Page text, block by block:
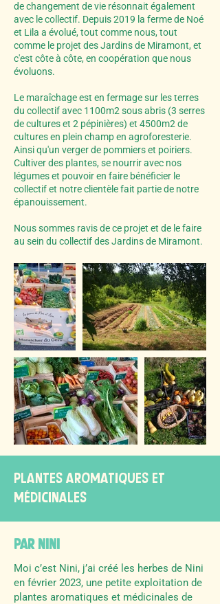
de changement de vie résonnait également
avec le collectif. Depuis 2019 la ferme de Noé
et Lila a évolué, tout comme nous, tout
comme le projet des Jardins de Miramont, et
c'est côte à côte, en coopération que nous
évoluons.
Le maraîchage est en fermage sur les terres
du collectif avec 1100m2 sous abris (3 serres
de cultures et 2 pépinières) et 4500m2 de
cultures en plein champ en agroforesterie.
Ainsi qu'un verger de pommiers et poiriers.
Cultiver des plantes, se nourrir avec nos
légumes et pouvoir en faire bénéficier le
collectif et notre clientèle fait partie de notre
épanouissement.
Nous sommes ravis de ce projet et de le faire
au sein du collectif des Jardins de Miramont.
plantes arOmatiqUes et
médicinales
PAR NINI
Moi c’est Nini, j’ai créé les herbes de Nini
en février 2023, une petite exploitation de
plantes aromatiques et médicinales de